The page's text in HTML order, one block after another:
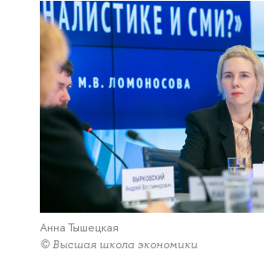
Анна Тышецкая
© Высшая школа экономики